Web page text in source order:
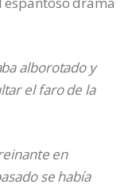
alborotado y
el faro de la
en
se había